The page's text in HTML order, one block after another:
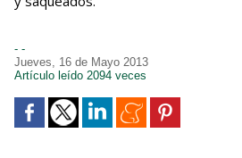
- -
Jueves, 16 de Mayo 2013
Artículo leído 2094 veces